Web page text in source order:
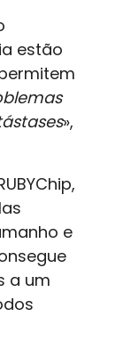
estão
»,
e
a um